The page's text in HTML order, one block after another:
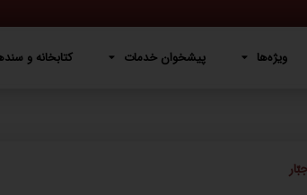
ویژه‌ها پیشخوان خدمات کتابخانه و
پیشخوان خدمات کتابخانه و سندها